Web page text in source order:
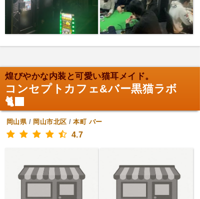
煌びやかな内装と可愛い猫耳メイド。
コンセプトカフェ&バー黒猫ラボ
🐈‍⬛
岡山県/ 岡山市北区 /本町 バー
4.7